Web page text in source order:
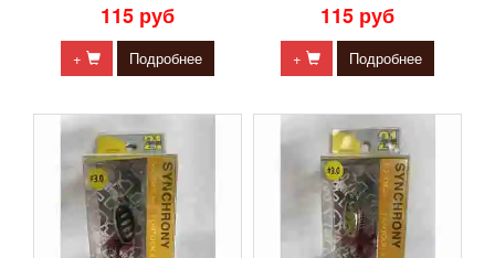
115 руб
+ Подробнее
115 руб
+ Подробнее